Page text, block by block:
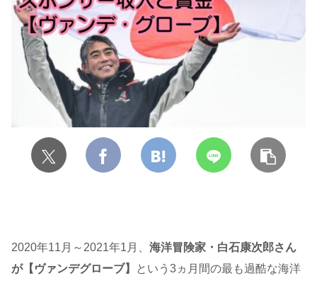
2020年11月～2021年1月、 海洋冒険家・白石康次郎さん
が【ヴァンデグローブ】
という3ヵ月間の最も過酷な海洋